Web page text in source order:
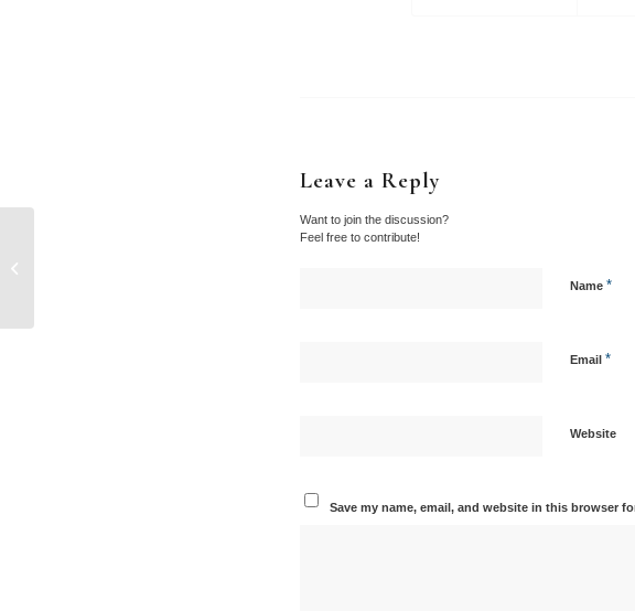
Leave a Reply
Want to join the discussion?
Feel free to contribute!
Name *
Email *
Website
Save my name, email, and website in this browser